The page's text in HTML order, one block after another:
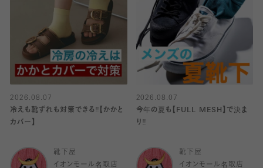
2026.08.07
冷えも靴ずれも対策できる‼️【かかと
カバー】
靴下屋
イオンモール名取店
2026.08.07
今年の夏も【FULL MESH】で決ま
り️‼️
靴下屋
イオンモール名取店